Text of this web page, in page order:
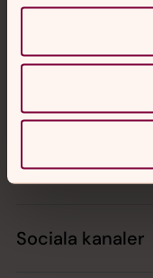
Hitta snabbt
Sociala kanaler